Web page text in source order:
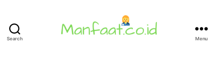
Search Menu